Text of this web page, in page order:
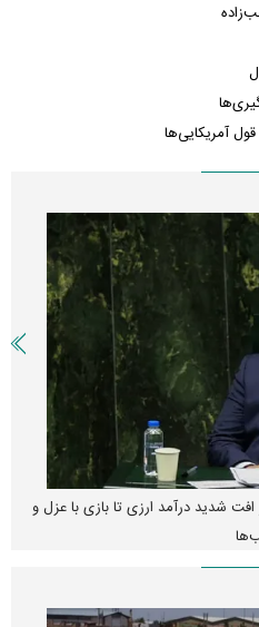
قول آمریکایی‌ها
شدید درآمد ارزی تا بازی با عزل و